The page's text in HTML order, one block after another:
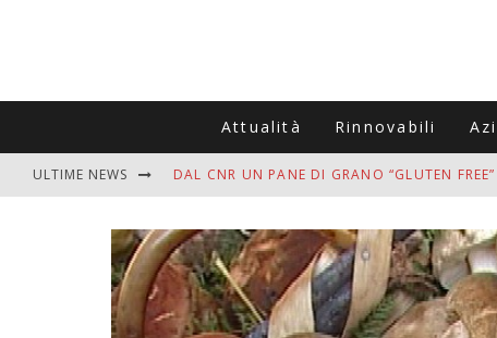
Attualità Rinnovabili
ULTIME NEWS DAL CNR UN PANE DI GRANO “GLUTEN FREE”
MUTTI ASSUME A OLIVETO CITRA 400
ZANZARE IN VACANZA? I 3 ERRORI PIÙ